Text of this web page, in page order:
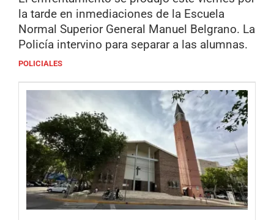
la tarde en inmediaciones de la Escuela
Normal Superior General Manuel Belgrano. La
Policía intervino para separar a las alumnas.
POLICIALES